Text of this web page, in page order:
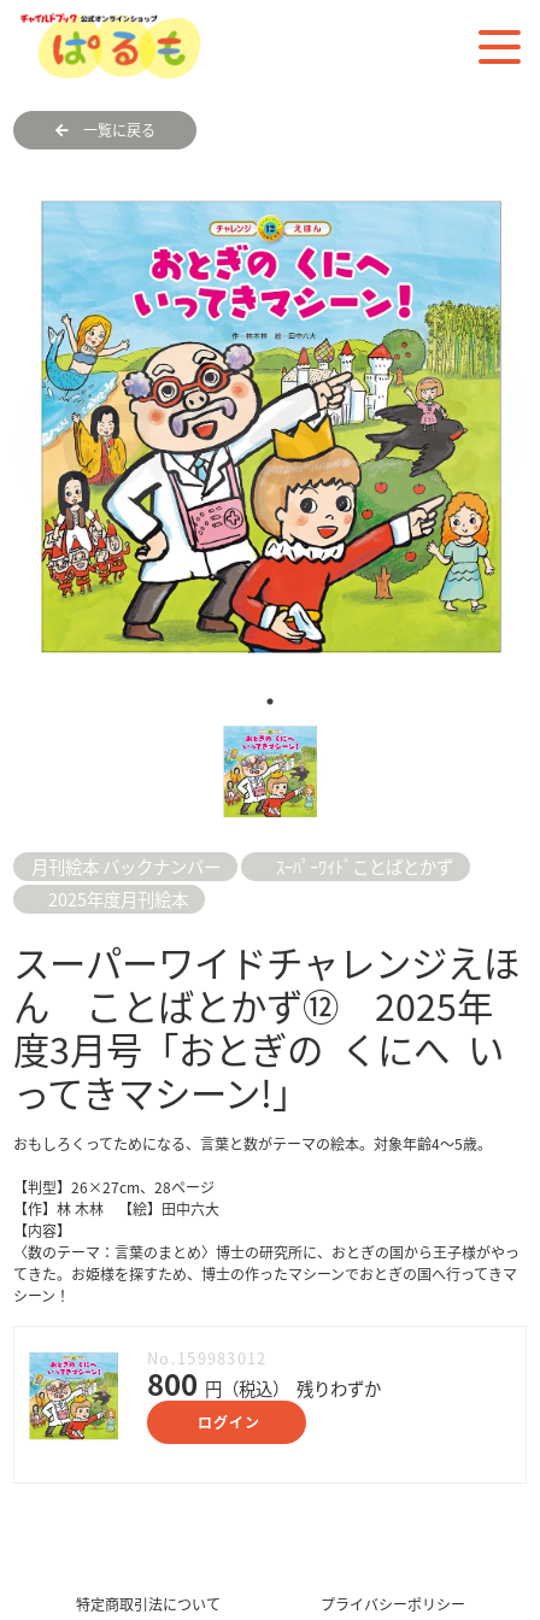
一覧に戻る
月刊絵本 バックナンバー
ｽｰﾊﾟｰﾜｲﾄﾞことばとかず
2025年度月刊絵本
スーパーワイドチャレンジえほ
ん ことばとかず⑫ 2025年
度3月号「おとぎの くにへ い
ってきマシーン!」
おもしろくってためになる、言葉と数がテーマの絵本。対象年齢4～5歳。
【判型】26×27cm、28ページ
【作】林 木林 【絵】田中六大
【内容】
〈数のテーマ：言葉のまとめ〉博士の研究所に、おとぎの国から王子様がやっ
てきた。お姫様を探すため、博士の作ったマシーンでおとぎの国へ行ってきマ
シーン！
No.159983012
800 円（税込） 残りわずか
ログイン
特定商取引法について プライバシーポリシー